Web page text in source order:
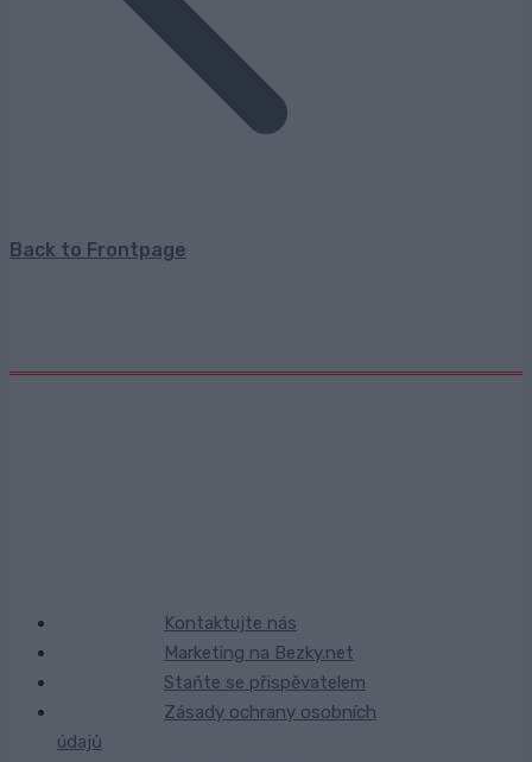
Back to Frontpage
Kontaktujte nás
Marketing na Bezky.net
Staňte se přispěvatelem
Zásady ochrany osobních
údajů